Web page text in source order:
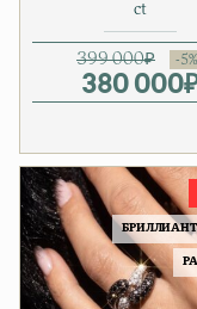
ct
399 000₽
380 000